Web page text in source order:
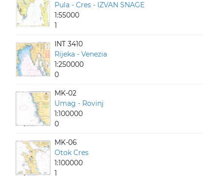
Pula - Cres - IZVAN SNAGE
1:55000
1
INT 3410
Rijeka - Venezia
1:250000
0
MK-02
Umag - Rovinj
1:100000
0
MK-06
Otok Cres
1:100000
1